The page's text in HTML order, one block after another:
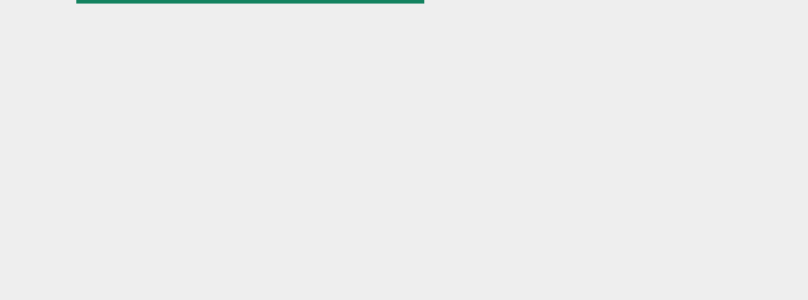
нашли 320 человек за месяц в